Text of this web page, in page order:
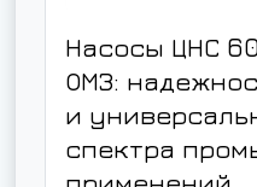
Насосы ЦНС
ОМЗ:
и
спектра